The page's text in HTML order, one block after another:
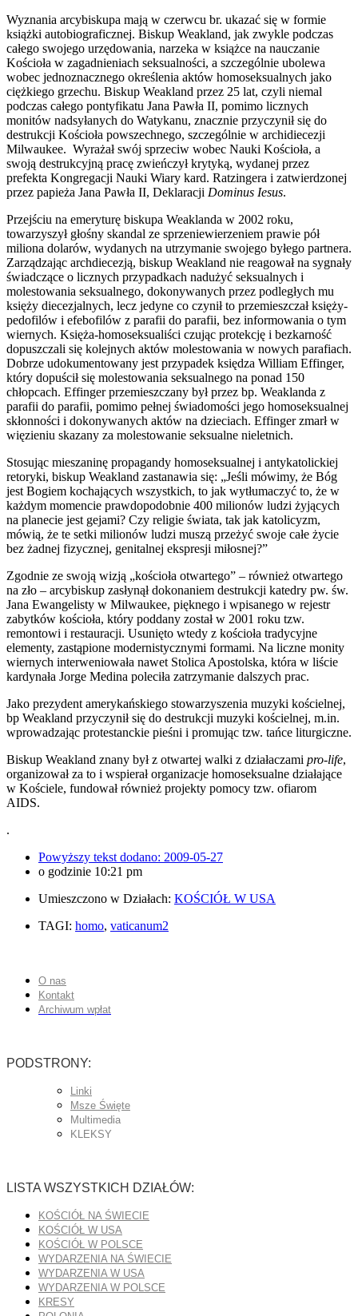
Wyznania arcybiskupa mają w czerwcu br. ukazać się w formie
książki autobiograficznej. Biskup Weakland, jak zwykle podczas
całego swojego urzędowania, narzeka w książce na nauczanie
Kościoła w zagadnieniach seksualności, a szczególnie ubolewa
wobec jednoznacznego określenia aktów homoseksualnych jako
ciężkiego grzechu. Biskup Weakland przez 25 lat, czyli niemal
podczas całego pontyfikatu Jana Pawła II, pomimo licznych
monitów nadsyłanych do Watykanu, znacznie przyczynił się do
destrukcji Kościoła powszechnego, szczególnie w archidiecezji
Milwaukee. Wyrażał swój sprzeciw wobec Nauki Kościoła, a
swoją destrukcyjną pracę zwieńczył krytyką, wydanej przez
prefekta Kongregacji Nauki Wiary kard. Ratzingera i zatwierdzonej
przez papieża Jana Pawła II, Deklaracji Dominus Iesus.
Przejściu na emeryturę biskupa Weaklanda w 2002 roku,
towarzyszył głośny skandal ze sprzeniewierzeniem prawie pół
miliona dolarów, wydanych na utrzymanie swojego byłego partnera.
Zarządzając archdiecezją, biskup Weakland nie reagował na sygnały
świadczące o licznych przypadkach nadużyć seksualnych i
molestowania seksualnego, dokonywanych przez podległych mu
księży diecezjalnych, lecz jedyne co czynił to przemieszczał księży-
pedofilów i efebofilów z parafii do parafii, bez informowania o tym
wiernych. Księża-homoseksualiści czując protekcję i bezkarność
dopuszczali się kolejnych aktów molestowania w nowych parafiach.
Dobrze udokumentowany jest przypadek księdza William Effinger,
który dopuścił się molestowania seksualnego na ponad 150
chłopcach. Effinger przemieszczany był przez bp. Weaklanda z
parafii do parafii, pomimo pełnej świadomości jego homoseksualnej
skłonności i dokonywanych aktów na dzieciach. Effinger zmarł w
więzieniu skazany za molestowanie seksualne nieletnich.
Stosując mieszaninę propagandy homoseksualnej i antykatolickiej
retoryki, biskup Weakland zastanawia się: „Jeśli mówimy, że Bóg
jest Bogiem kochających wszystkich, to jak wytłumaczyć to, że w
każdym momencie prawdopodobnie 400 milionów ludzi żyjących
na planecie jest gejami? Czy religie świata, tak jak katolicyzm,
mówią, że te setki milionów ludzi muszą przeżyć swoje całe życie
bez żadnej fizycznej, genitalnej ekspresji miłosnej?”
Zgodnie ze swoją wizją „kościoła otwartego” – również otwartego
na zło – arcybiskup zasłynął dokonaniem destrukcji katedry pw. św.
Jana Ewangelisty w Milwaukee, pięknego i wpisanego w rejestr
zabytków kościoła, który poddany został w 2001 roku tzw.
remontowi i restauracji. Usunięto wtedy z kościoła tradycyjne
elementy, zastąpione modernistycznymi formami. Na liczne monity
wiernych interweniowała nawet Stolica Apostolska, która w liście
kardynała Jorge Medina poleciła zatrzymanie dalszych prac.
Jako prezydent amerykańskiego stowarzyszenia muzyki kościelnej,
bp Weakland przyczynił się do destrukcji muzyki kościelnej, m.in.
wprowadzając protestanckie pieśni i promując tzw. tańce liturgiczne.
Biskup Weakland znany był z otwartej walki z działaczami pro-life,
organizował za to i wspierał organizacje homoseksualne działające
w Kościele, fundował również projekty pomocy tzw. ofiarom
AIDS.
.
Powyższy tekst dodano: 2009-05-27
o godzinie 10:21 pm
Umieszczono w Działach: KOŚCIÓŁ W USA
TAGI: homo, vaticanum2
O nas
Kontakt
Archiwum wpłat
PODSTRONY:
Linki
Msze Święte
Multimedia
KLEKSY
LISTA WSZYSTKICH DZIAŁÓW:
KOŚCIÓŁ NA ŚWIECIE
KOŚCIÓŁ W USA
KOŚCIÓŁ W POLSCE
WYDARZENIA NA ŚWIECIE
WYDARZENIA W USA
WYDARZENIA W POLSCE
KRESY